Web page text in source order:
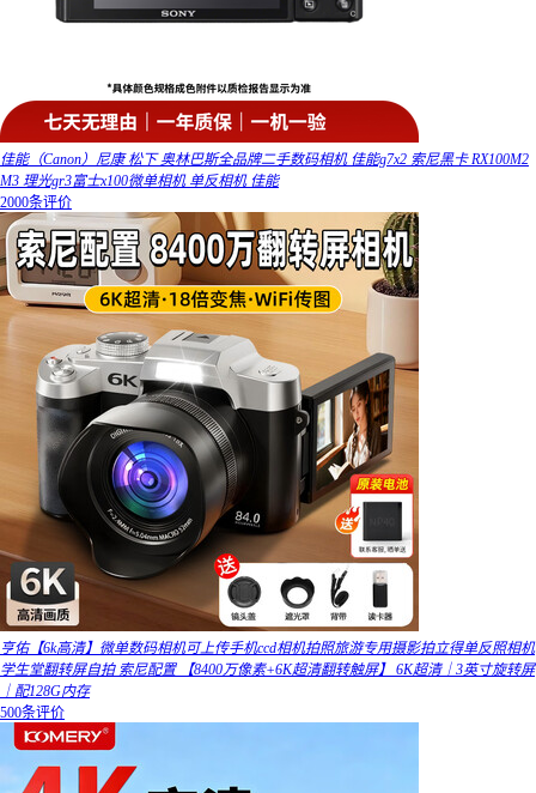
佳能（Canon）尼康 松下 奥林巴斯全品牌二手数码相机 佳能g7x2 索尼黑卡 RX100M2
M3 理光gr3富士x100微单相机 单反相机 佳能
2000条评价
亨佑【6k高清】微单数码相机可上传手机ccd相机拍照旅游专用摄影拍立得单反照相机
学生堂翻转屏自拍 索尼配置 【8400万像素+6K超清翻转触屏】 6K超清｜3英寸旋转屏
｜配128G内存
500条评价